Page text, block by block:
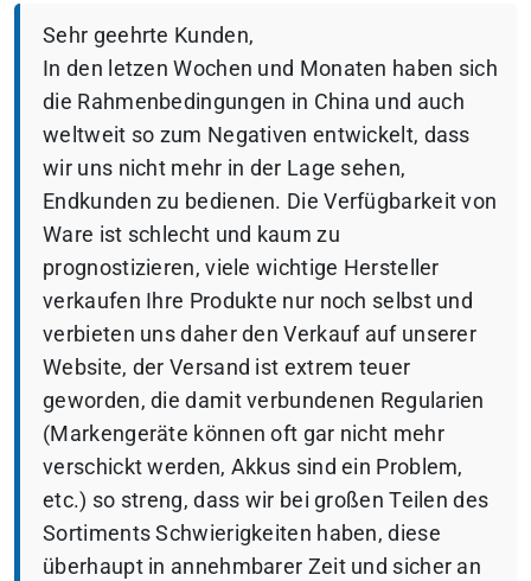
Sehr geehrte Kunden,
In den letzen Wochen und Monaten haben sich
die Rahmenbedingungen in China und auch
weltweit so zum Negativen entwickelt, dass
wir uns nicht mehr in der Lage sehen,
Endkunden zu bedienen. Die Verfügbarkeit von
Ware ist schlecht und kaum zu
prognostizieren, viele wichtige Hersteller
verkaufen Ihre Produkte nur noch selbst und
verbieten uns daher den Verkauf auf unserer
Website, der Versand ist extrem teuer
geworden, die damit verbundenen Regularien
(Markengeräte können oft gar nicht mehr
verschickt werden, Akkus sind ein Problem,
etc.) so streng, dass wir bei großen Teilen des
Sortiments Schwierigkeiten haben, diese
überhaupt in annehmbarer Zeit und sicher an